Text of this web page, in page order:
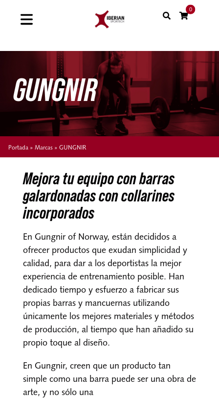
Toggle
Shop
Soluciones
Proyectos
Sinergias
Nosotros
Contacto
Mi cuenta
0
GUNGNIR
Portada »Marcas »GUNGNIR
Mejora tu equipo con barras
galardonadas con collarines
incorporados
En Gungnir of Norway, están decididos a
ofrecer productos que exudan simplicidad y
calidad, para dar a los deportistas la mejor
experiencia de entrenamiento posible. Han
dedicado tiempo y esfuerzo a fabricar sus
propias barras y mancuernas utilizando
únicamente los mejores materiales y métodos
de producción, al tiempo que han añadido su
propio toque al diseño.
En Gungnir, creen que un producto tan
simple como una barra puede ser una obra de
arte, y no sólo una